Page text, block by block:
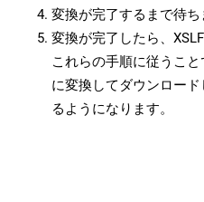
変換が完了するまで待ち
変換が完了したら、
これらの手順に従うこ
に変換してダウンロー
るようになります。